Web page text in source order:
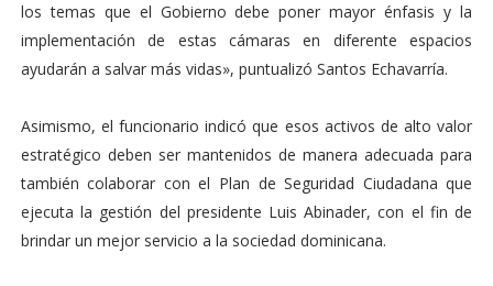
los temas que el Gobierno debe poner mayor énfasis y la
implementación de estas cámaras en diferente espacios
ayudarán a salvar más vidas», puntualizó Santos Echavarría.
Asimismo, el funcionario indicó que esos activos de alto valor
estratégico deben ser mantenidos de manera adecuada para
también colaborar con el Plan de Seguridad Ciudadana que
ejecuta la gestión del presidente Luis Abinader, con el fin de
brindar un mejor servicio a la sociedad dominicana.